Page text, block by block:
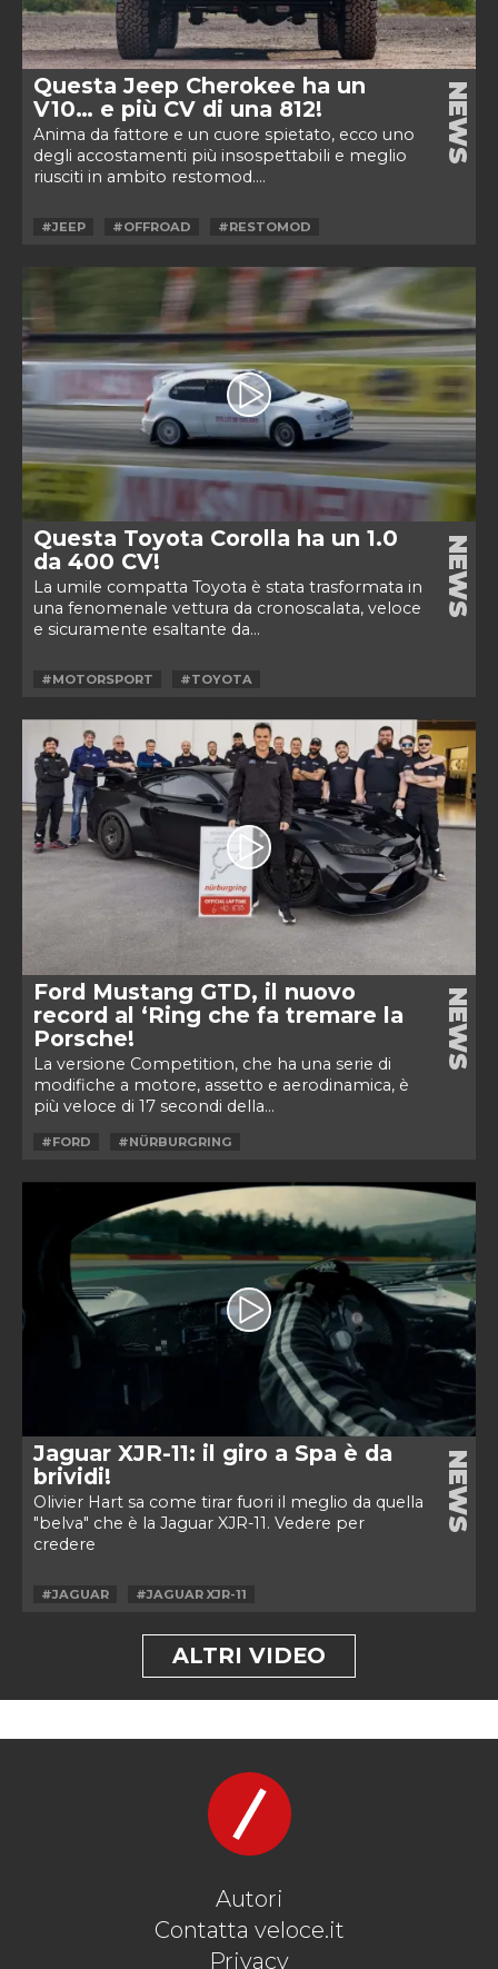
Questa Jeep Cherokee ha un
V10… e più CV di una 812!
Anima da fattore e un cuore spietato, ecco uno
degli accostamenti più insospettabili e meglio
riusciti in ambito restomod....
NEWS
#JEEP #OFFROAD #RESTOMOD
Questa Toyota Corolla ha un 1.0
da 400 CV!
La umile compatta Toyota è stata trasformata in
una fenomenale vettura da cronoscalata, veloce
e sicuramente esaltante da...
NEWS
#MOTORSPORT #TOYOTA
Ford Mustang GTD, il nuovo
record al ‘Ring che fa tremare la
Porsche!
La versione Competition, che ha una serie di
modifiche a motore, assetto e aerodinamica, è
più veloce di 17 secondi della...
NEWS
#FORD #NÜRBURGRING
Jaguar XJR-11: il giro a Spa è da
brividi!
Olivier Hart sa come tirar fuori il meglio da quella
"belva" che è la Jaguar XJR-11. Vedere per
credere
NEWS
#JAGUAR #JAGUAR XJR-11
ALTRI VIDEO
Autori
Contatta veloce.it
Privacy